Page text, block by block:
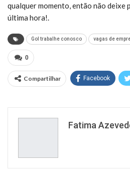
qualquer momento, então não deixe
última hora!.
Gol trabalhe conosco vagas de
0
Compartilhar Facebook
Fatima